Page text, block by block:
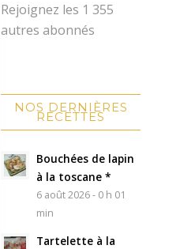
Rejoignez les 1 355
autres abonnés
NOS DERNIÈRES
RECETTES
Bouchées de lapin
à la toscane *
6 août 2026 - 0 h 01
min
Tartelette à la